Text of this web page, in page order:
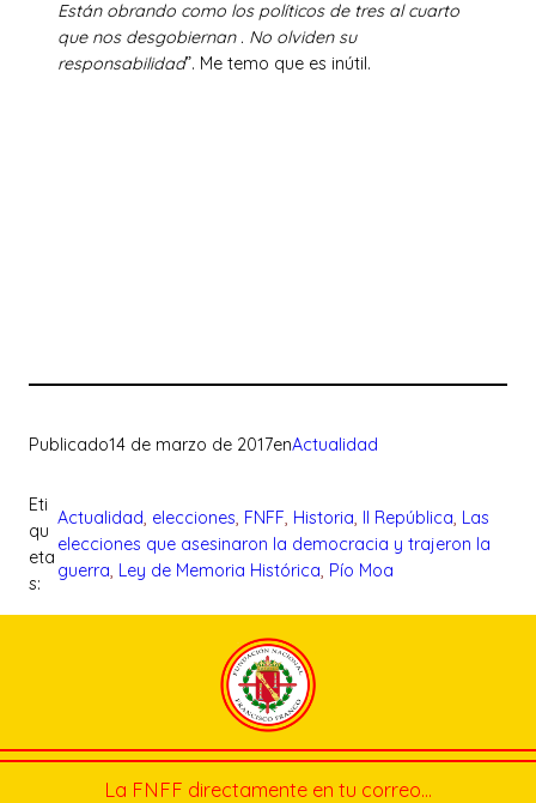
Están obrando como los políticos de tres al cuarto
que nos desgobiernan . No olviden su
responsabilidad”. Me temo que es inútil.
Publicado14 de marzo de 2017enActualidad
Eti
qu
eta
s:
Actualidad, elecciones, FNFF, Historia, II República, Las
elecciones que asesinaron la democracia y trajeron la
guerra, Ley de Memoria Histórica, Pío Moa
La FNFF directamente en tu correo…